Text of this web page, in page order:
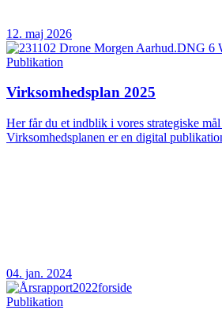
12. maj 2026
Publikation
Virksomhedsplan 2025
Her får du et indblik i vores strategiske
Virksomhedsplanen er en digital
04. jan. 2024
Publikation